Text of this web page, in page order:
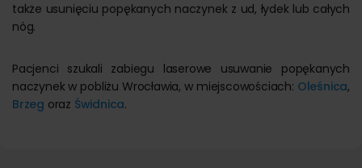
także usunięciu popękanych naczynek z ud, łydek lub całych
nóg.
Pacjenci szukali zabiegu laserowe usuwanie popękanych
naczynek w pobliżu Wrocławia, w miejscowościach: Oleśnica,
Brzeg oraz Świdnica.